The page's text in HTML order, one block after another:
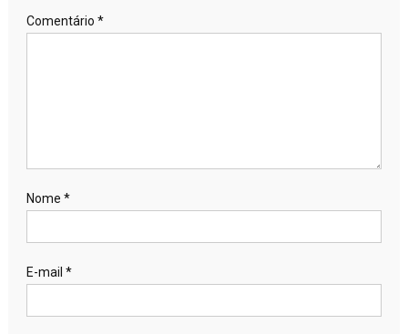
Comentário *
Nome *
E-mail *